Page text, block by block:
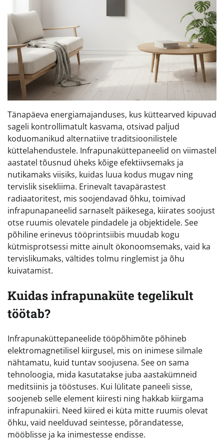
Tänapäeva energiamajanduses, kus küttearved kipuvad
sageli kontrollimatult kasvama, otsivad paljud
koduomanikud alternatiive traditsioonilistele
küttelahendustele. Infrapunaküttepaneelid on viimastel
aastatel tõusnud üheks kõige efektiivsemaks ja
nutikamaks viisiks, kuidas luua kodus mugav ning
tervislik sisekliima. Erinevalt tavapärastest
radiaatoritest, mis soojendavad õhku, toimivad
infrapunapaneelid sarnaselt päikesega, kiirates soojust
otse ruumis olevatele pindadele ja objektidele. See
põhiline erinevus tööprintsiibis muudab kogu
kütmisprotsessi mitte ainult ökonoomsemaks, vaid ka
tervislikumaks, vältides tolmu ringlemist ja õhu
kuivatamist.
Kuidas infrapunaküte tegelikult
töötab?
Infrapunaküttepaneelide tööpõhimõte põhineb
elektromagnetilisel kiirgusel, mis on inimese silmale
nähtamatu, kuid tuntav soojusena. See on sama
tehnoloogia, mida kasutatakse juba aastakümneid
meditsiinis ja tööstuses. Kui lülitate paneeli sisse,
soojeneb selle element kiiresti ning hakkab kiirgama
infrapunakiiri. Need kiired ei küta mitte ruumis olevat
õhku, vaid neelduvad seintesse, põrandatesse,
mööblisse ja ka inimestesse endisse.